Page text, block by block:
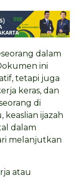
dalam
ini
tetapi juga
keras, dan
di
ijazah
dalam
melanjutkan
atau